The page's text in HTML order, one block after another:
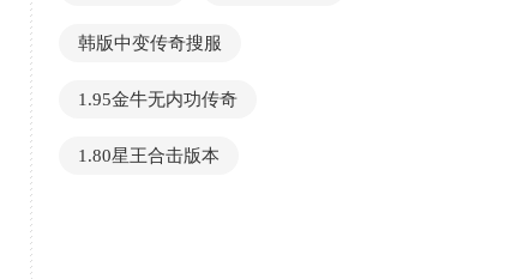
韩版中变传奇搜服
1.95金牛无内功传奇
1.80星王合击版本